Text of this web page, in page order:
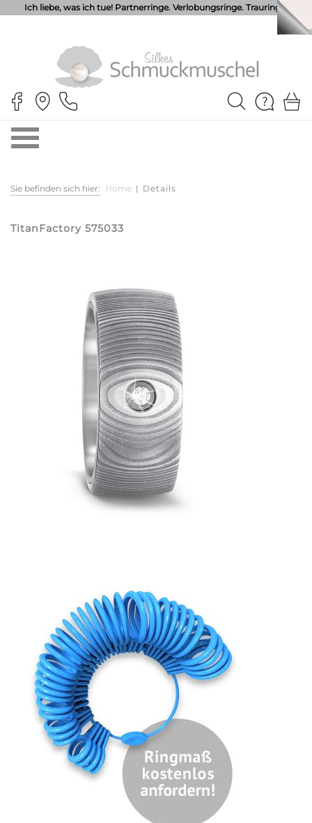
Ich liebe, was ich tue! Partnerringe. Verlobungsringe. Trauringe.
Sie befinden sich hier: Home | Details
TitanFactory 575033